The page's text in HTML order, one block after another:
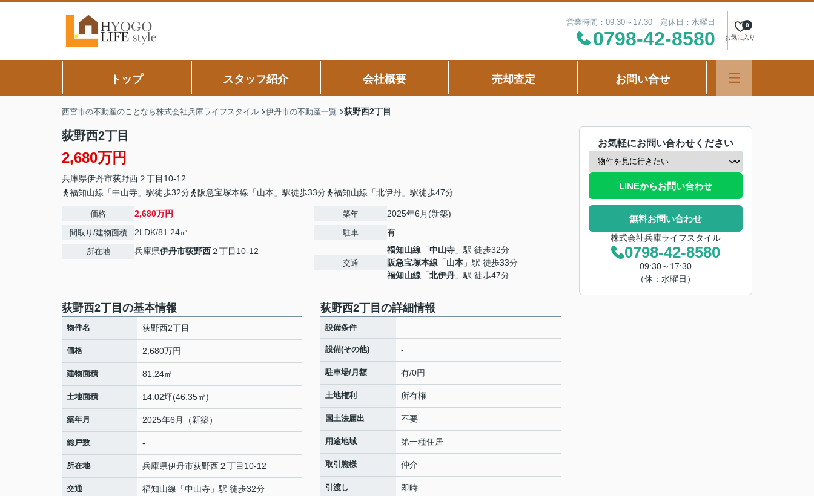
営業時間：09:30～17:30 定休日：水曜日
0798-42-8580 お気に入り
0
トップ スタッフ紹介 会社概要 売却査定 お問い合せ
西宮市の不動産のことなら株式会社兵庫ライフスタイル 伊丹市の不動産一覧 荻野西2丁目
荻野西2丁目
2,680万円
兵庫県伊丹市荻野西２丁目10-12
福知山線「中山寺」駅徒歩32分
阪急宝塚本線「山本」駅徒歩33分 福知山線「北伊丹」駅徒歩47分
価格 2,680万円
間取り/建物面積 2LDK/81.24㎡
所在地 兵庫県伊丹市荻野西２丁目10-12
築年 2025年6月(新築)
駐車 有
交通
福知山線 「中山寺 」駅 徒歩32分
阪急宝塚本線 「山本 」駅 徒歩33分
福知山線 「北伊丹 」駅 徒歩47分
荻野西2丁目の基本情報
物件名 荻野西2丁目
価格 2,680万円
建物面積 81.24㎡
土地面積 14.02坪(46.35㎡)
築年月 2025年6月（新築）
総戸数 -
所在地 兵庫県伊丹市荻野西２丁目10-12
交通 福知山線 「中山寺 」駅 徒歩32分
荻野西2丁目の詳細情報
設備条件
設備(その他) -
駐車場/月額 有/0円
土地権利 所有権
国土法届出 不要
用途地域 第一種住居
取引態様 仲介
引渡し 即時
お気軽にお問い合わせください
LINEからお問い合わせ
無料お問い合わせ
株式会社兵庫ライフスタイル
0798-42-8580
09:30～17:30
（休：水曜日）